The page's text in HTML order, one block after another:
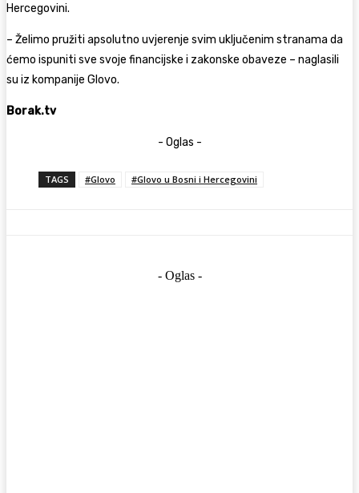
Hercegovini.
– Želimo pružiti apsolutno uvjerenje svim uključenim stranama da
ćemo ispuniti sve svoje financijske i zakonske obaveze – naglasili
su iz kompanije Glovo.
Borak.tv
- Oglas -
TAGS #Glovo #Glovo u Bosni i Hercegovini
- Oglas -